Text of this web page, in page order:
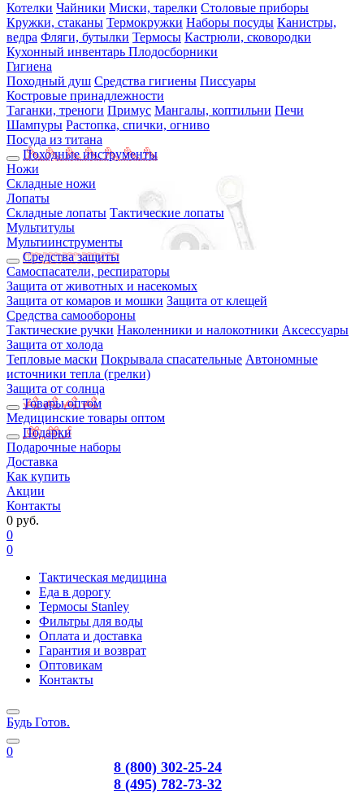
Котелки Чайники Миски, тарелки Столовые приборы
Кружки, стаканы Термокружки Наборы посуды Канистры,
ведра Фляги, бутылки Термосы Кастрюли, сковородки
Кухонный инвентарь Плодосборники
Гигиена
Походный душ Средства гигиены Писсуары
Костровые принадлежности
Таганки, треноги Примус Мангалы, коптильни Печи
Шампуры Растопка, спички, огниво
Посуда из титана
Походные инструменты
Ножи
Складные ножи
Лопаты
Складные лопаты Тактические лопаты
Мультитулы
Мультиинструменты
Средства защиты
Самоспасатели, респираторы
Защита от животных и насекомых
Защита от комаров и мошки Защита от клещей
Средства самообороны
Тактические ручки Наколенники и налокотники Аксессуары
Защита от холода
Тепловые маски Покрывала спасательные Автономные
источники тепла (грелки)
Защита от солнца
Товары оптом
Медицинские товары оптом
Подарки
Подарочные наборы
Доставка
Как купить
Акции
Контакты
0 руб.
0
0
Тактическая медицина
Еда в дорогу
Термосы Stanley
Фильтры для воды
Оплата и доставка
Гарантия и возврат
Оптовикам
Контакты
Будь Готов.
0
8 (800) 302-25-24
8 (495) 782-73-32